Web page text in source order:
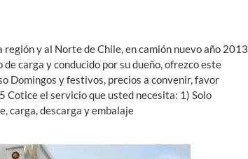
y al Norte de Chile, en camión nuevo año 2013
carga y conducido por su dueño, ofrezco este
Domingos y festivos, precios a convenir, favor
el servicio que usted necesita: 1) Solo
carga, descarga y embalaje